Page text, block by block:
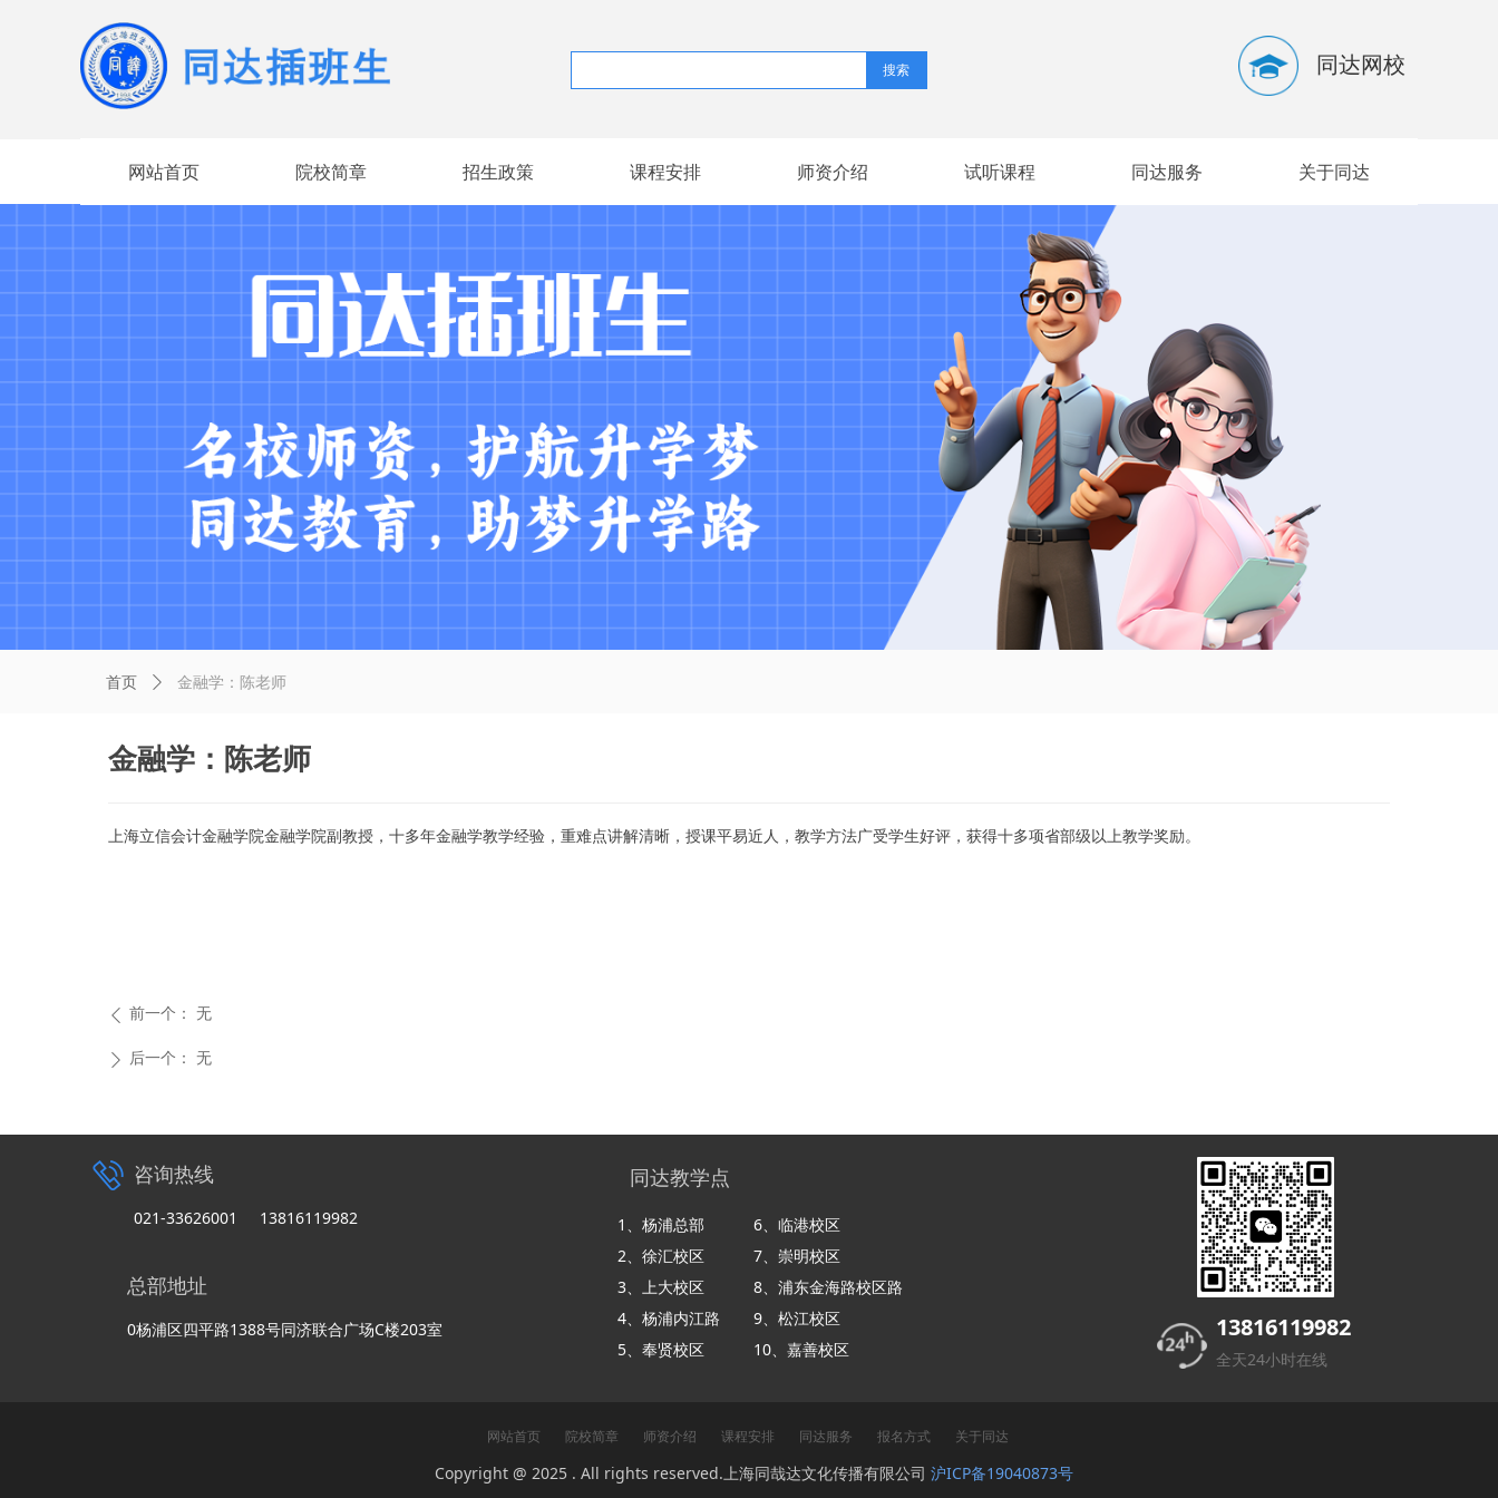
同达网校
搜索
网站首页 院校简章 招生政策 课程安排 师资介绍 试听课程 同达服务 关于同达
金融学：陈老师
上海立信会计金融学院金融学院副教授，十多年金融学教学经验，重难点讲解清晰，授课平易近人，教学方法广受学生好评，获得十多项省部级以上教学奖励。
首页 ꄲ 金融学：陈老师
ꄴ 前一个： 无
ꄲ 后一个： 无
咨询热线
021-33626001 13816119982
13816119982
全天24小时在线
同达教学点
1、杨浦总部
2、徐汇校区
3、上大校区
​​​​​​​4、杨浦内江路
​​​​​​​5、奉贤校区
6、临港校区
7、崇明校区
8、浦东金海路校区路
9、松江校区
​​​​​​​10、嘉善校区
总部地址
0杨浦区四平路1388号同济联合广场C楼203室
网站首页 院校简章 师资介绍 课程安排 同达服务 报名方式 关于同达
Copyright @ 2025 . All rights reserved.上海同哉达文化传播有限公司 沪ICP备19040873号